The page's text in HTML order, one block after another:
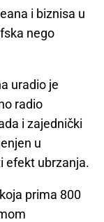
i biznisa u
nego
uradio je
radio
i zajednički
u
efekt ubrzanja.
prima 800